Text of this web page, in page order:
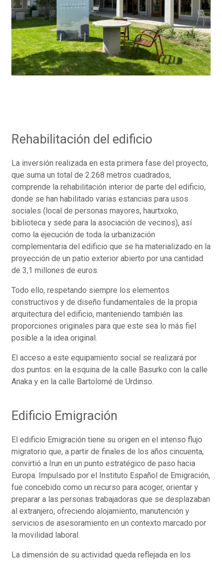
Rehabilitación del edificio
La inversión realizada en esta primera fase del proyecto,
que suma un total de 2.268 metros cuadrados,
comprende la rehabilitación interior de parte del edificio,
donde se han habilitado varias estancias para usos
sociales (local de personas mayores, haurtxoko,
biblioteca y sede para la asociación de vecinos), así
como la ejecución de toda la urbanización
complementaria del edificio que se ha materializado en la
proyección de un patio exterior abierto por una cantidad
de 3,1 millones de euros.
Todo ello, respetando siempre los elementos
constructivos y de diseño fundamentales de la propia
arquitectura del edificio, manteniendo también las
proporciones originales para que este sea lo más fiel
posible a la idea original.
El acceso a este equipamiento social se realizará por
dos puntos: en la esquina de la calle Basurko con la calle
Anaka y en la calle Bartolomé de Urdinso.
Edificio Emigración
El edificio Emigración tiene su origen en el intenso flujo
migratorio que, a partir de finales de los años cincuenta,
convirtió a Irun en un punto estratégico de paso hacia
Europa. Impulsado por el Instituto Español de Emigración,
fue concebido como un recurso para acoger, orientar y
preparar a las personas trabajadoras que se desplazaban
al extranjero, ofreciendo alojamiento, manutención y
servicios de asesoramiento en un contexto marcado por
la movilidad laboral.
La dimensión de su actividad queda reflejada en los